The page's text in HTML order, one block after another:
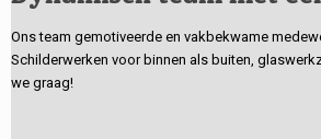
Ons team gemotiveerde en vakbekwame
Schilderwerken voor binnen als buiten,
we graag!